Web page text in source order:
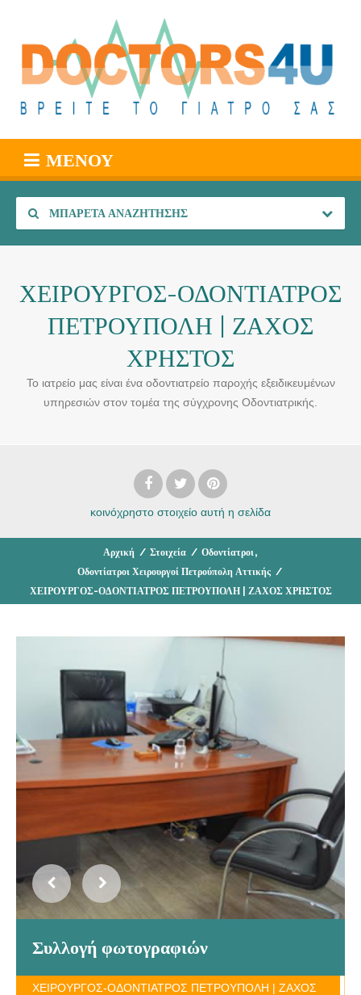
ΜΕΝΟΎ
ΜΠΑΡΈΤΑ ΑΝΑΖΉΤΗΣΗΣ
ΧΕΙΡΟΥΡΓΟΣ-ΟΔΟΝΤΙΑΤΡΟΣ
ΠΕΤΡΟΥΠΟΛΗ | ΖΑΧΟΣ
ΧΡΗΣΤΟΣ
Το ιατρείο μας είναι ένα οδοντιατρείο παροχής εξειδικευμένων
υπηρεσιών στον τομέα της σύγχρονης Οδοντιατρικής.
κοινόχρηστο στοιχείο αυτή η σελίδα
Αρχική / Στοιχεία / Οδοντίατροι ,
Οδοντίατροι Χειρουργοί Πετρούπολη Αττικής /
ΧΕΙΡΟΥΡΓΟΣ-ΟΔΟΝΤΙΑΤΡΟΣ ΠΕΤΡΟΥΠΟΛΗ | ΖΑΧΟΣ ΧΡΗΣΤΟΣ
Συλλογή φωτογραφιών
ΧΕΙΡΟΥΡΓΟΣ-ΟΔΟΝΤΙΑΤΡΟΣ ΠΕΤΡΟΥΠΟΛΗ | ΖΑΧΟΣ